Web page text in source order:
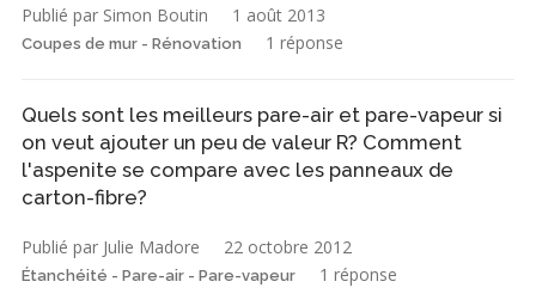
Publié par Simon Boutin 1 août 2013
Coupes de mur - Rénovation 1 réponse
Quels sont les meilleurs pare-air et pare-vapeur si
on veut ajouter un peu de valeur R? Comment
l'aspenite se compare avec les panneaux de
carton-fibre?
Publié par Julie Madore 22 octobre 2012
Étanchéité - Pare-air - Pare-vapeur 1 réponse